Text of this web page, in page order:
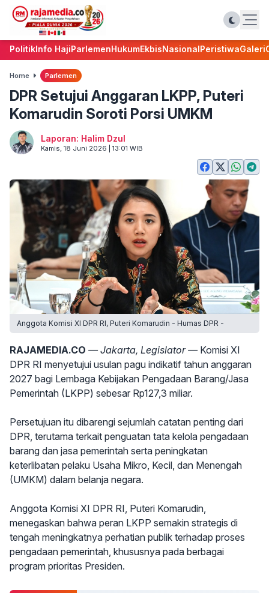
PolitikInfo HajiParlemenHukumEkbisNasionalPeristiwaGaleri
Home Parlemen
DPR Setujui Anggaran LKPP, Puteri
Komarudin Soroti Porsi UMKM
Laporan: Halim Dzul
Kamis, 18 Juni 2026 | 13:01 WIB
Anggota Komisi XI DPR RI, Puteri Komarudin - Humas DPR -
RAJAMEDIA.CO — Jakarta, Legislator —Komisi XI
DPR RI menyetujui usulan pagu indikatif tahun anggaran
2027 bagi Lembaga Kebijakan Pengadaan Barang/Jasa
Pemerintah (LKPP) sebesar Rp127,3 miliar.
Persetujuan itu dibarengi sejumlah catatan penting dari
DPR, terutama terkait penguatan tata kelola pengadaan
barang dan jasa pemerintah serta peningkatan
keterlibatan pelaku Usaha Mikro, Kecil, dan Menengah
(UMKM) dalam belanja negara.
Anggota Komisi XI DPR RI, Puteri Komarudin,
menegaskan bahwa peran LKPP semakin strategis di
tengah meningkatnya perhatian publik terhadap proses
pengadaan pemerintah, khususnya pada berbagai
program prioritas Presiden.